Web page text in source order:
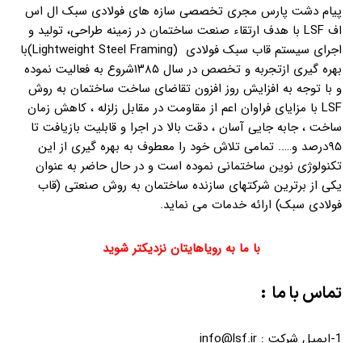
پیام دشت پارس مجری تخصصی سازه های فولادی سبک ال اس
اف LSF با هدف ارتقاء صنعت ساختمان در زمینه طراحی، تولید و
اجرای سیستم قاب سبک فولادی (Lightweight Steel Framing)با
بهره گیری ازتجربه و تخصص در سال ۱۳۸۵شروع به فعالیت نموده
و با توجه به افزایش روز افزون تقاضای ساخت ساختمان به روش
LSF با مزایای فراوان اعم از مقاومت در مقابل زلزله ، کاهش زمان
ساخت ، جابه جایی آسان ، دقت بالا در اجرا و قابلیت بازیافت تا
۹۵درصد و….. تمامی تلاش خود را معطوف به بهره گیری از این
تکنولوژی نوین ساختمانی نموده است و در حال حاضر به عنوان
یکی از برترین شرکتهای سازنده ساختمان به روش صنعتی (قاب
فولادی سبک) ارائه خدمات می نماید.
با ما به رویاهایتان نزدیکتر شوید
تماس با ما :
1-ایمیل شرکت : info@lsf.ir